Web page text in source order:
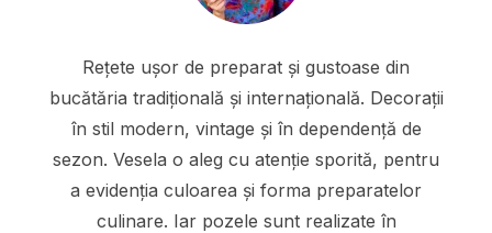
Rețete ușor de preparat și gustoase din
bucătăria tradițională și internațională. Decorații
în stil modern, vintage și în dependență de
sezon. Vesela o aleg cu atenție sporită, pentru
a evidenția culoarea și forma preparatelor
culinare. Iar pozele sunt realizate în